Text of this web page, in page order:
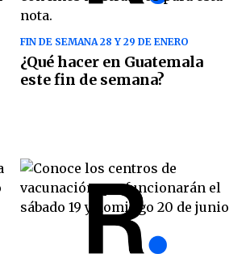
FIN DE SEMANA 28 Y 29 DE ENERO
¿Qué hacer en Guatemala
este fin de semana?